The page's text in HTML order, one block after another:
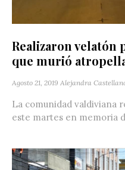
Realizaron velatón
que murió
Agosto 21, 2019 Alejandra
La comunidad valdiviana
este martes en memoria